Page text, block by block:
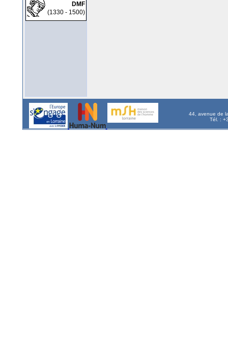
DMF
(1330 - 1500)
44, avenue de
Tél. :